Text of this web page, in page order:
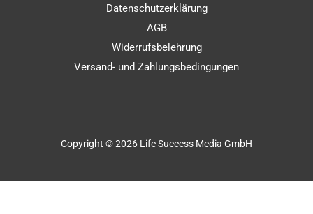
Datenschutzerklärung
AGB
Widerrufsbelehrung
Versand- und Zahlungsbedingungen
Copyright © 2026 Life Success Media GmbH